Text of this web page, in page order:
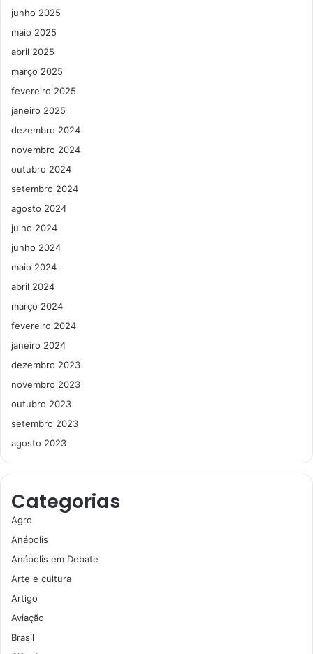
junho 2025
maio 2025
abril 2025
março 2025
fevereiro 2025
janeiro 2025
dezembro 2024
novembro 2024
outubro 2024
setembro 2024
agosto 2024
julho 2024
junho 2024
maio 2024
abril 2024
março 2024
fevereiro 2024
janeiro 2024
dezembro 2023
novembro 2023
outubro 2023
setembro 2023
agosto 2023
Categorias
Agro
Anápolis
Anápolis em Debate
Arte e cultura
Artigo
Aviação
Brasil